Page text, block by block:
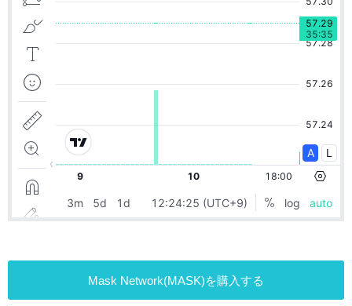
Mask Network(MASK)を購入する